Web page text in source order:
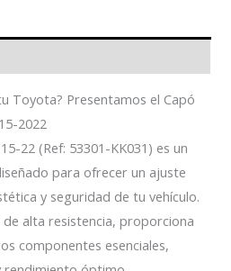
Toyota? Presentamos el Capó
2022
22 (Ref: 53301-KK031) es un
para ofrecer un ajuste
y seguridad de tu vehículo.
alta resistencia, proporciona
componentes esenciales,